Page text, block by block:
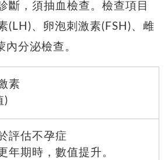
斷，須抽血檢查。檢查項目
(LH)、卵泡刺激素(FSH)、雌
內分泌檢查。
素
)
評估不孕症
年期時，數值提升。